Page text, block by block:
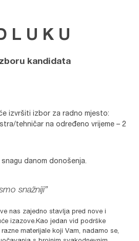
L U K U
kandidata
izvršiti izbor za radno mjesto:
tehničar na određeno vrijeme – 2
danom donošenja.
snažniji”
nas zajedno stavlja pred nove i
izazove.Kao jedan vid podrške
materijale koji Vam, nadamo se,